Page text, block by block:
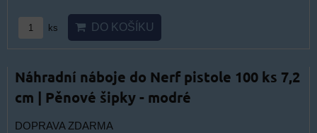
ks DO KOŠÍKU
Náhradní náboje do Nerf pistole 100 ks 7,2
cm | Pěnové šipky - modré
DOPRAVA ZDARMA